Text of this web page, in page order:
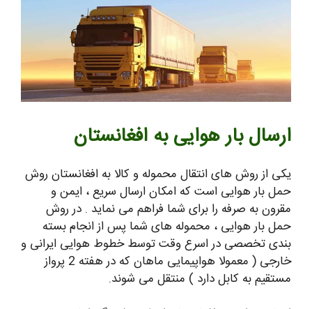
ارسال بار هوایی به افغانستان
یکی از روش های انتقال محموله و کالا به افغانستان روش
حمل بار هوایی است که امکان ارسال سریع ، ایمن و
مقرون به صرفه را برای شما فراهم می نماید . در روش
حمل بار هوایی ، محموله های شما پس از انجام بسته
بندی تخصصی در اسرع وقت توسط خطوط هوایی ایرانی و
خارجی ( معمولا هواپیمایی ماهان که در هفته 2 پرواز
مستقیم به کابل دارد ) منتقل می شوند.